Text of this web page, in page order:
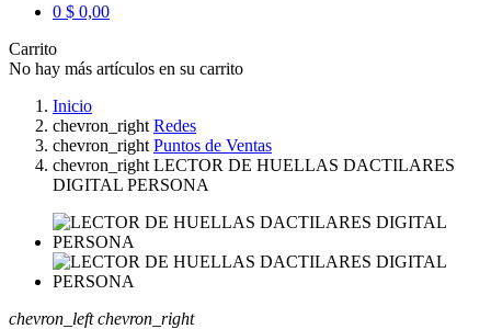
0 $ 0,00
Carrito
No hay más artículos en su carrito
Inicio
chevron_right Redes
chevron_right Puntos de Ventas
chevron_right LECTOR DE HUELLAS DACTILARES
DIGITAL PERSONA
chevron_left chevron_right